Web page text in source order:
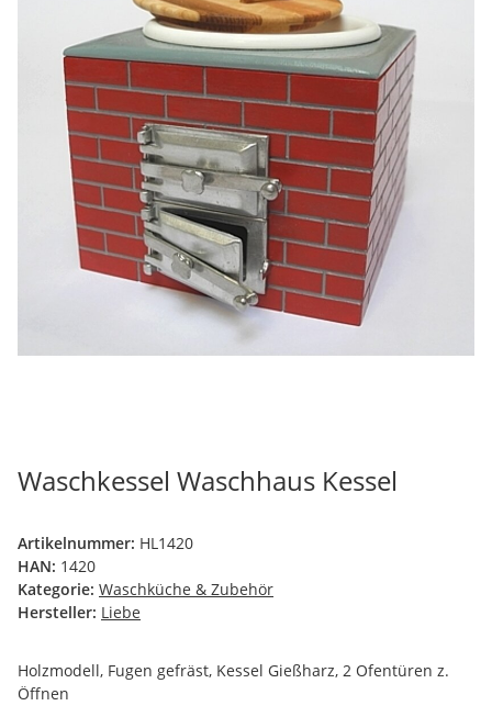
Waschkessel Waschhaus Kessel
Artikelnummer: HL1420
HAN: 1420
Kategorie: Waschküche & Zubehör
Hersteller: Liebe
Holzmodell, Fugen gefräst, Kessel Gießharz, 2 Ofentüren z.
Öffnen